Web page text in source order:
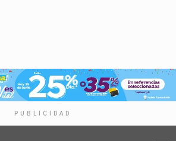
PUBLICIDAD